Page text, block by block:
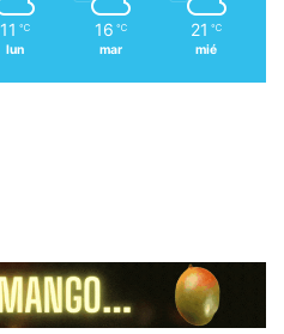
11 ℃
lun
16 ℃
mar
21 ℃
mié